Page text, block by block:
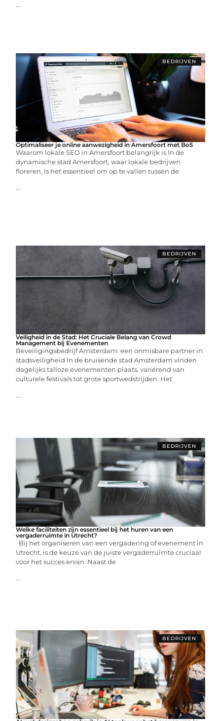
...
BEDRIJVEN
Optimaliseer je online aanwezigheid in Amersfoort met Bo5
Waarom lokale SEO in Amersfoort belangrijk is In de
dynamische stad Amersfoort, waar lokale bedrijven
floreren, is het essentieel om op te vallen tussen de
...
BEDRIJVEN
Veiligheid in de Stad: Het Cruciale Belang van Crowd
Management bij Evenementen
Beveiligingsbedrijf Amsterdam: een onmisbare partner in
stadsveiligheid In de bruisende stad Amsterdam vinden
dagelijks talloze evenementen plaats, variërend van
culturele festivals tot grote sportwedstrijden. Het
...
BEDRIJVEN
Welke faciliteiten zijn essentieel bij het huren van een
vergaderruimte in Utrecht?
Bij het organiseren van een vergadering of evenement in
Utrecht, is de keuze van de juiste vergaderruimte cruciaal
voor het succes ervan. Naast de
...
BEDRIJVEN